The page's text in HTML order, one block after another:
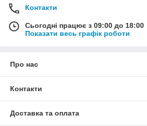
Контакти
Сьогодні працює з 09:00 до 18:00
Показати весь графік роботи
Про нас
Контакти
Доставка та оплата